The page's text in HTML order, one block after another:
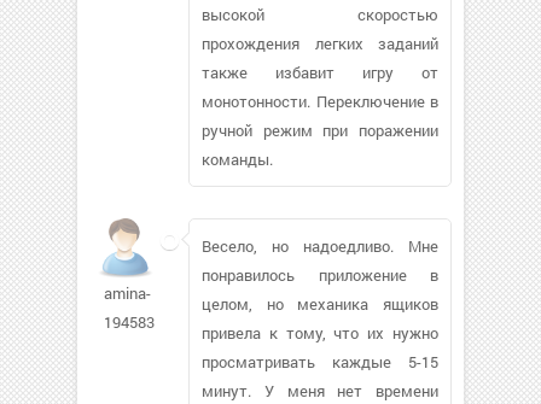
высокой скоростью
прохождения легких заданий
также избавит игру от
монотонности. Переключение в
ручной режим при поражении
команды.
amina-
194583
Весело, но надоедливо. Мне
понравилось приложение в
целом, но механика ящиков
привела к тому, что их нужно
просматривать каждые 5-15
минут. У меня нет времени